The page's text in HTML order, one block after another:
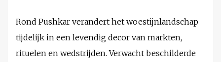
Rond Pushkar verandert het woestijnlandschap
tijdelijk in een levendig decor van markten,
rituelen en wedstrijden. Verwacht beschilderde